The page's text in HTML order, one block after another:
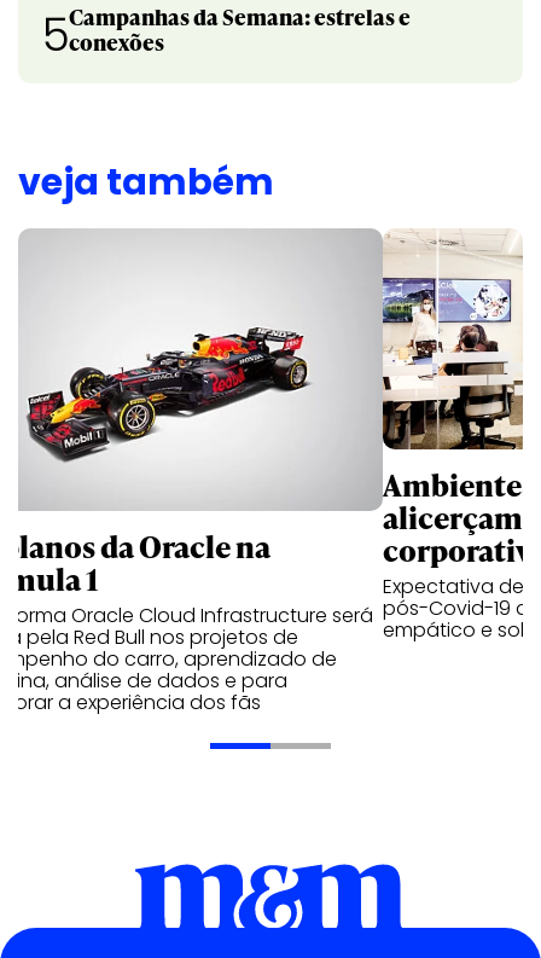
5Campanhas da Semana: estrelas e
conexões
veja também
da Oracle na
1
Oracle Cloud Infrastructure será
pela Red Bull nos projetos de
do carro, aprendizado de
análise de dados e para
a experiência dos fãs
Ambientes
alicerçam
Expectativa de
pós-Covid-19
empático e